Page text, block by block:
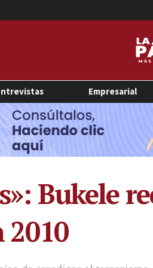
Empresarial
Bukele